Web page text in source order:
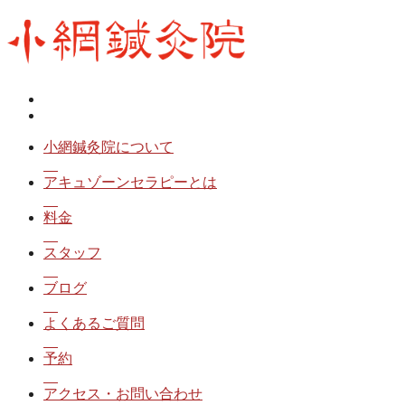
小網鍼灸院について
アキュゾーンセラピーとは
料金
スタッフ
ブログ
よくあるご質問
予約
アクセス・お問い合わせ